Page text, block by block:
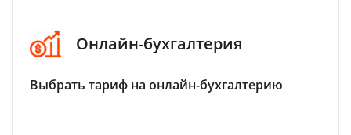
Онлайн-бухгалтерия
Выбрать тариф на онлайн-бухгалтерию